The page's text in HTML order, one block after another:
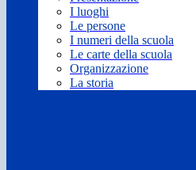
I luoghi
Le persone
I numeri della scuola
Le carte della scuola
Organizzazione
La storia